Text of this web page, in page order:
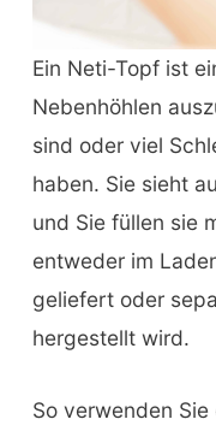
Ein Neti-Topf ist
Nebenhöhlen
sind oder viel
haben. Sie sieht
und Sie füllen sie
entweder im
geliefert oder
hergestellt wird.
So verwenden